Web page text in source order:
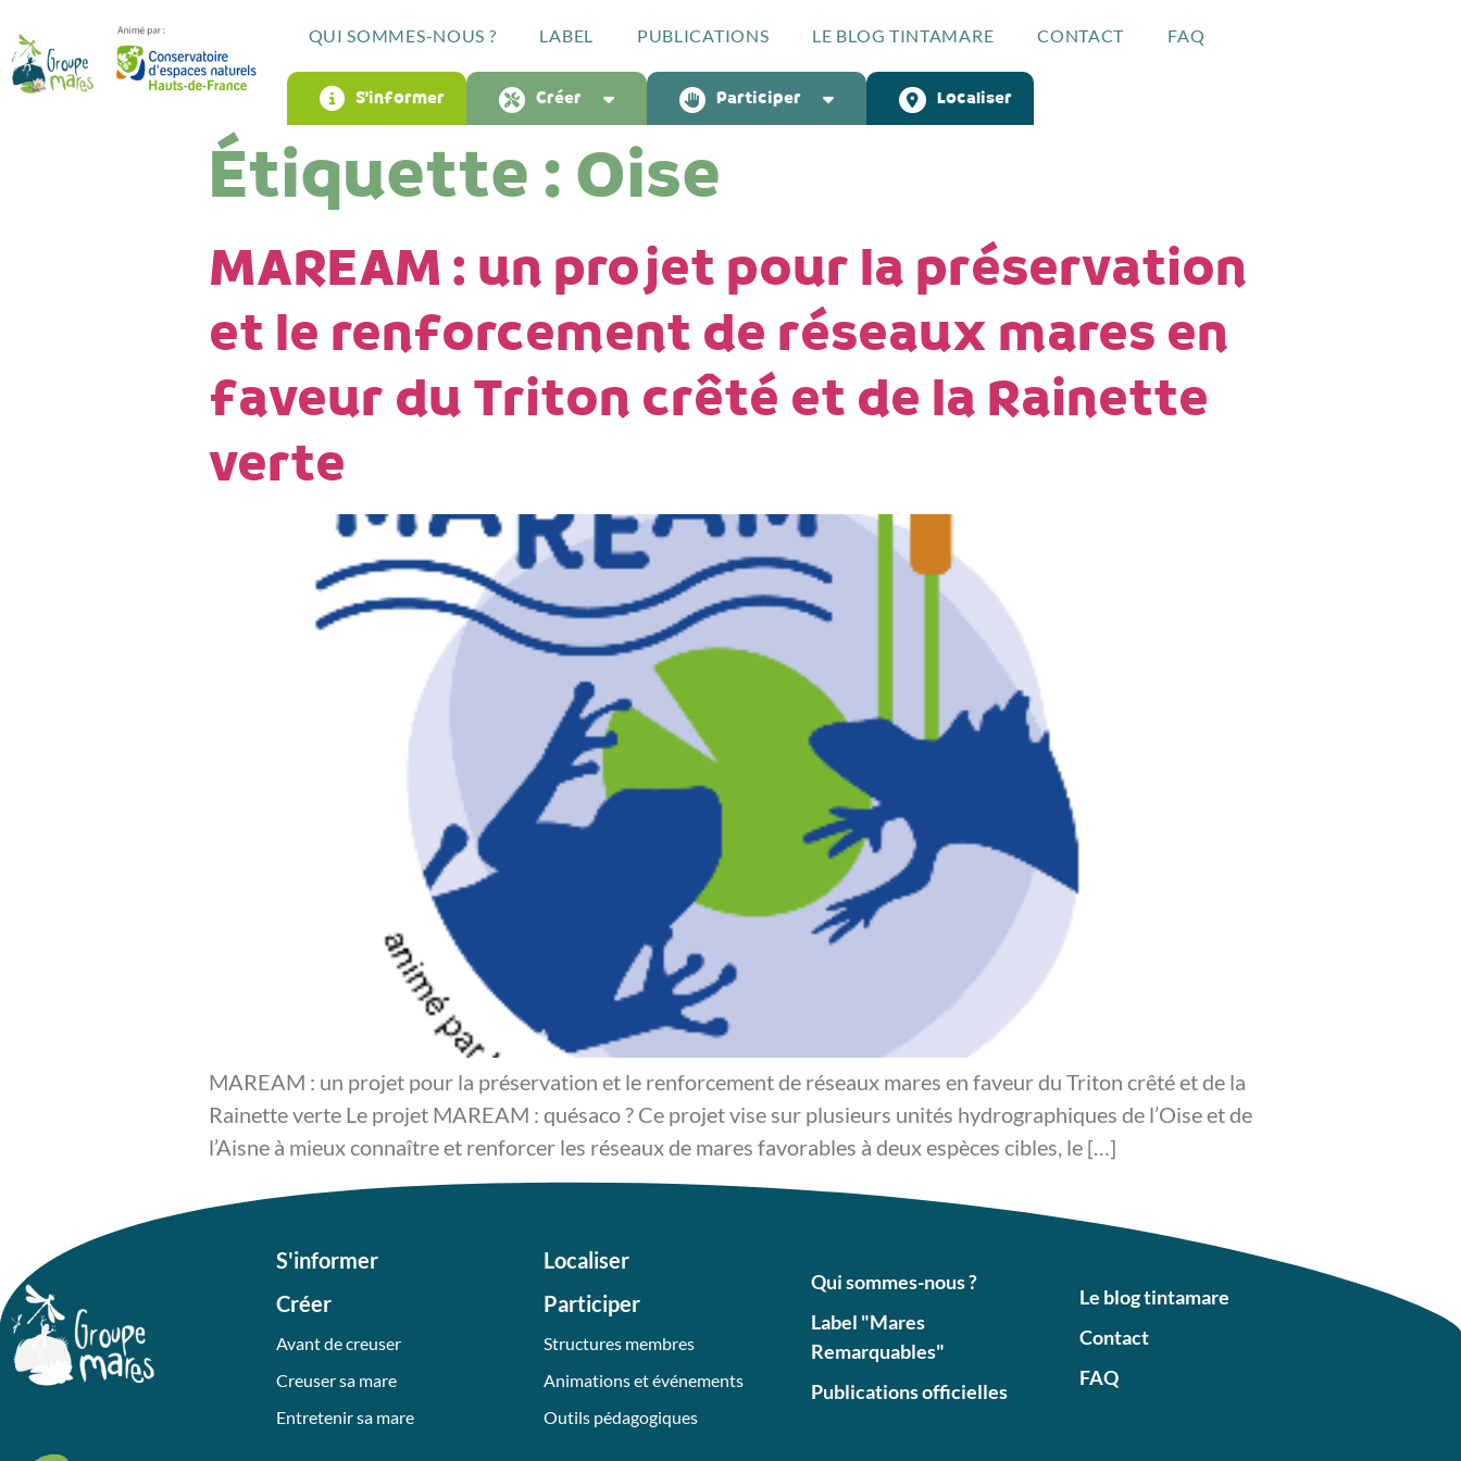
QUI SOMMES-NOUS ? LABEL PUBLICATIONS LE BLOG TINTAMARE CONTACT FAQ
S’informer Créer Participer Localiser
Étiquette :Oise
MAREAM : un projet pour la préservation
et le renforcement de réseaux mares en
faveur du Triton crêté et de la Rainette
verte
MAREAM : un projet pour la préservation et le renforcement de réseaux mares en faveur du Triton crêté et de la
Rainette verte Le projet MAREAM : quésaco ? Ce projet vise sur plusieurs unités hydrographiques de l’Oise et de
l’Aisne à mieux connaître et renforcer les réseaux de mares favorables à deux espèces cibles, le […]
S'informer
Créer
Avant de creuser
Creuser sa mare
Entretenir sa mare
Localiser
Participer
Structures membres
Animations et événements
Outils pédagogiques
Qui sommes-nous ?
Label "Mares
Remarquables"
Publications officielles
Le blog tintamare
Contact
FAQ